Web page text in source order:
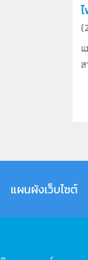
(
แผนผังเว็บไซต์